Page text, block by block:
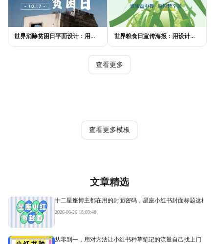
世界消除贫困日平面设计：用视觉语言传递尊严与温度 世界粮食日宣传海报：用设计传递"粮"心，让每一粒米都有声音
查看更多
查看更多模板
文章精选
十二星座博主都在用的封面密码，星座小红书封面标题这样写
2026-06-26 18:03:48
从零到一，用对方法让小红书种草笔记的流量自己找上门